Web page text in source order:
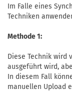
Im Falle eines
Techniken
Methode 1:
Diese Technik wird
ausgeführt wird,
In diesem Fall
manuellen Upload